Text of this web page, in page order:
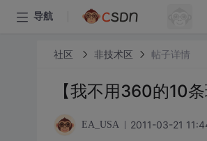
导航
社区 非技术区 帖子详情
【我不用360的10条
EA_USA 2011-03-21